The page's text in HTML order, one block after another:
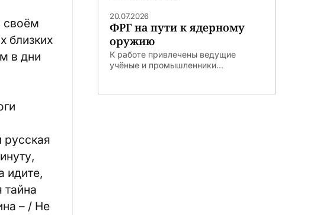
своём
близких
в дни
русская
идите,
– / Не
20.07.2026
ФРГ на пути к ядерному
оружию
К работе привлечены ведущие
учёные и промышленники...